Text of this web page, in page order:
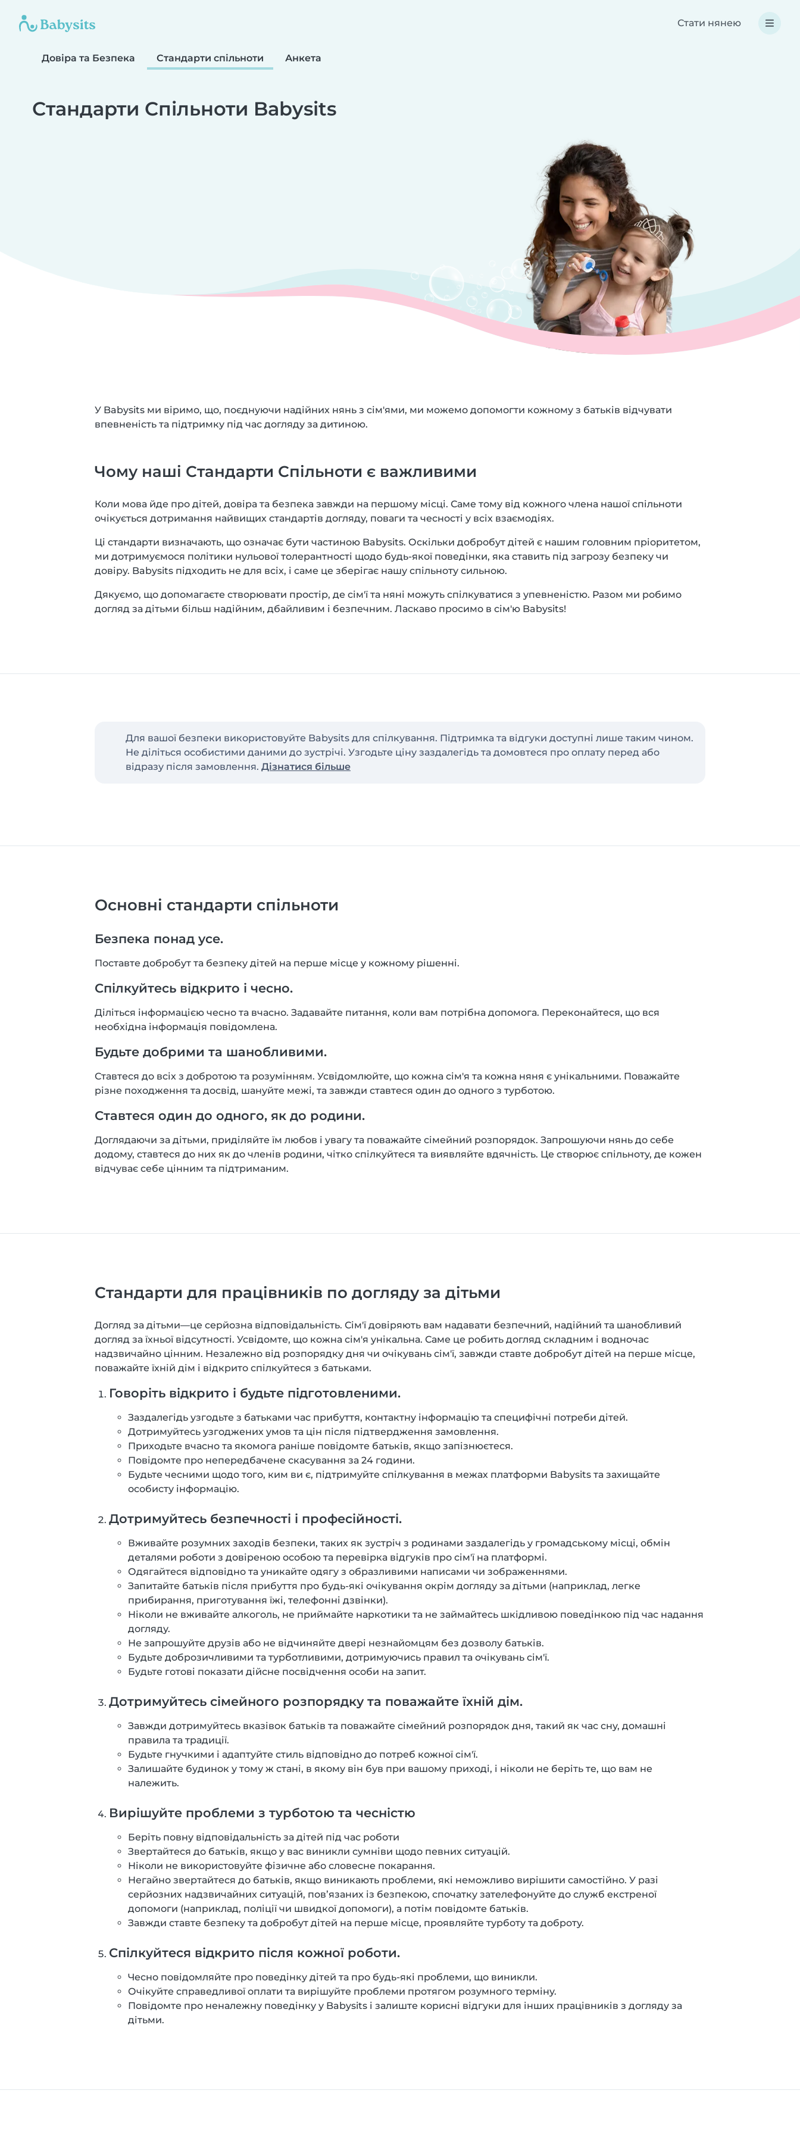
Стати нянею
Довіра та Безпека Стандарти спільноти Анкета
Стандарти Спільноти Babysits
У Babysits ми віримо, що, поєднуючи надійних нянь з сім'ями, ми можемо допомогти кожному з батьків відчувати
впевненість та підтримку під час догляду за дитиною.
Чому наші Стандарти Спільноти є важливими
Коли мова йде про дітей, довіра та безпека завжди на першому місці. Саме тому від кожного члена нашої спільноти
очікується дотримання найвищих стандартів догляду, поваги та чесності у всіх взаємодіях.
Ці стандарти визначають, що означає бути частиною Babysits. Оскільки добробут дітей є нашим головним пріоритетом,
ми дотримуємося політики нульової толерантності щодо будь-якої поведінки, яка ставить під загрозу безпеку чи
довіру. Babysits підходить не для всіх, і саме це зберігає нашу спільноту сильною.
Дякуємо, що допомагаєте створювати простір, де сім'ї та няні можуть спілкуватися з упевненістю. Разом ми робимо
догляд за дітьми більш надійним, дбайливим і безпечним. Ласкаво просимо в сім'ю Babysits!
Для вашої безпеки використовуйте Babysits для спілкування. Підтримка та відгуки доступні лише таким чином.
Не діліться особистими даними до зустрічі. Узгодьте ціну заздалегідь та домовтеся про оплату перед або
відразу після замовлення. Дізнатися більше
Основні стандарти спільноти
Безпека понад усе.
Поставте добробут та безпеку дітей на перше місце у кожному рішенні.
Спілкуйтесь відкрито і чесно.
Діліться інформацією чесно та вчасно. Задавайте питання, коли вам потрібна допомога. Переконайтеся, що вся
необхідна інформація повідомлена.
Будьте добрими та шанобливими.
Ставтеся до всіх з добротою та розумінням. Усвідомлюйте, що кожна сім'я та кожна няня є унікальними. Поважайте
різне походження та досвід, шануйте межі, та завжди ставтеся один до одного з турботою.
Ставтеся один до одного, як до родини.
Доглядаючи за дітьми, приділяйте їм любов і увагу та поважайте сімейний розпорядок. Запрошуючи нянь до себе
додому, ставтеся до них як до членів родини, чітко спілкуйтеся та виявляйте вдячність. Це створює спільноту, де кожен
відчуває себе цінним та підтриманим.
Стандарти для працівників по догляду за дітьми
Догляд за дітьми—це серйозна відповідальність. Сім'ї довіряють вам надавати безпечний, надійний та шанобливий
догляд за їхньої відсутності. Усвідомте, що кожна сім'я унікальна. Саме це робить догляд складним і водночас
надзвичайно цінним. Незалежно від розпорядку дня чи очікувань сім'ї, завжди ставте добробут дітей на перше місце,
поважайте їхній дім і відкрито спілкуйтеся з батьками.
Говоріть відкрито і будьте підготовленими.
Заздалегідь узгодьте з батьками час прибуття, контактну інформацію та специфічні потреби дітей.
Дотримуйтесь узгоджених умов та цін після підтвердження замовлення.
Приходьте вчасно та якомога раніше повідомте батьків, якщо запізнюєтеся.
Повідомте про непередбачене скасування за 24 години.
Будьте чесними щодо того, ким ви є, підтримуйте спілкування в межах платформи Babysits та захищайте
особисту інформацію.
Дотримуйтесь безпечності і професійності.
Вживайте розумних заходів безпеки, таких як зустріч з родинами заздалегідь у громадському місці, обмін
деталями роботи з довіреною особою та перевірка відгуків про сім'ї на платформі.
Одягайтеся відповідно та уникайте одягу з образливими написами чи зображеннями.
Запитайте батьків після прибуття про будь-які очікування окрім догляду за дітьми (наприклад, легке
прибирання, приготування їжі, телефонні дзвінки).
Ніколи не вживайте алкоголь, не приймайте наркотики та не займайтесь шкідливою поведінкою під час надання
догляду.
Не запрошуйте друзів або не відчиняйте двері незнайомцям без дозволу батьків.
Будьте доброзичливими та турботливими, дотримуючись правил та очікувань сім'ї.
Будьте готові показати дійсне посвідчення особи на запит.
Дотримуйтесь сімейного розпорядку та поважайте їхній дім.
Завжди дотримуйтесь вказівок батьків та поважайте сімейний розпорядок дня, такий як час сну, домашні
правила та традиції.
Будьте гнучкими і адаптуйте стиль відповідно до потреб кожної сім'ї.
Залишайте будинок у тому ж стані, в якому він був при вашому приході, і ніколи не беріть те, що вам не
належить.
Вирішуйте проблеми з турботою та чесністю
Беріть повну відповідальність за дітей під час роботи
Звертайтеся до батьків, якщо у вас виникли сумніви щодо певних ситуацій.
Ніколи не використовуйте фізичне або словесне покарання.
Негайно звертайтеся до батьків, якщо виникають проблеми, які неможливо вирішити самостійно. У разі
серйозних надзвичайних ситуацій, пов’язаних із безпекою, спочатку зателефонуйте до служб екстреної
допомоги (наприклад, поліції чи швидкої допомоги), а потім повідомте батьків.
Завжди ставте безпеку та добробут дітей на перше місце, проявляйте турботу та доброту.
Спілкуйтеся відкрито після кожної роботи.
Чесно повідомляйте про поведінку дітей та про будь-які проблеми, що виникли.
Очікуйте справедливої оплати та вирішуйте проблеми протягом розумного терміну.
Повідомте про неналежну поведінку у Babysits і залиште корисні відгуки для інших працівників з догляду за
дітьми.